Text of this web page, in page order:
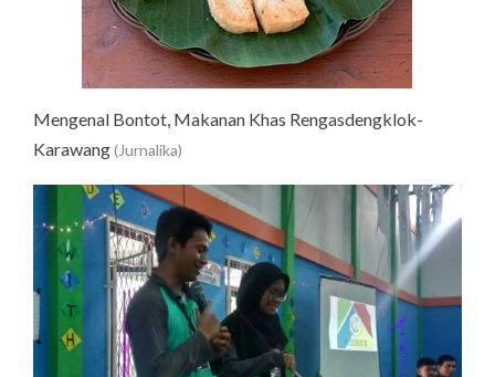
Mengenal Bontot, Makanan Khas Rengasdengklok-
Karawang(Jurnalika)